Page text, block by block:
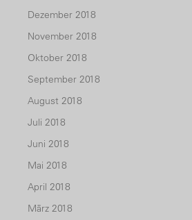
Dezember 2018
November 2018
Oktober 2018
September 2018
August 2018
Juli 2018
Juni 2018
Mai 2018
April 2018
März 2018